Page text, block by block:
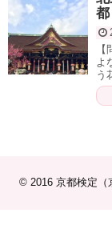
よ
う
© 2016 京都検定（